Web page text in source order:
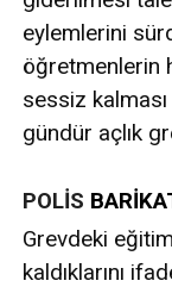
eylemlerini
öğretmenlerin
sessiz
gündür açlık
POLİS
Grevdeki
kaldıklarını